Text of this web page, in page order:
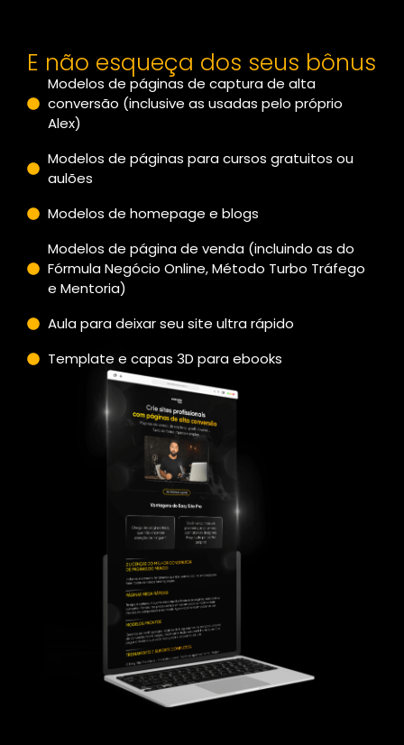
E não esqueça dos seus bônus
Modelos de páginas de captura de alta
conversão (inclusive as usadas pelo próprio
Alex)
Modelos de páginas para cursos gratuitos ou
aulões
Modelos de homepage e blogs
Modelos de página de venda (incluindo as do
Fórmula Negócio Online, Método Turbo Tráfego
e Mentoria)
Aula para deixar seu site ultra rápido
Template e capas 3D para ebooks